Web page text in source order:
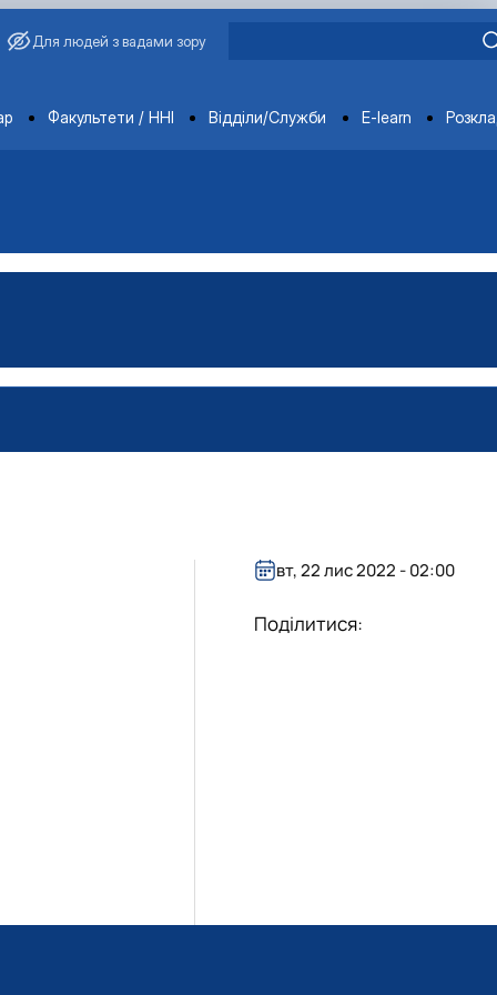
Для людей з вадами зору
Факультети / ННІ Відділи/Служби E-learn
менеджмент"
ЗЕД"
адмініструванн…
вт, 22 лис 2022 - 02:00
Поділитися: